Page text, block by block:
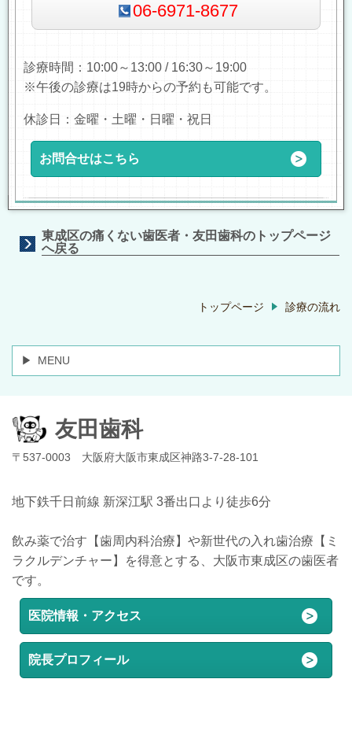
06-6971-8677
診療時間：10:00～13:00 / 16:30～19:00
※午後の診療は19時からの予約も可能です。
休診日：金曜・土曜・日曜・祝日
お問合せはこちら
東成区の痛くない歯医者・友田歯科のトップページ
へ戻る
トップページ 診療の流れ
MENU
友田歯科
〒537-0003 大阪府大阪市東成区神路3-7-28-101
地下鉄千日前線 新深江駅 3番出口より徒歩6分
飲み薬で治す【歯周内科治療】や新世代の入れ歯治療【ミ
ラクルデンチャー】を得意とする、大阪市東成区の歯医者
です。
医院情報・アクセス
院長プロフィール